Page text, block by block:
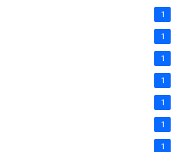
1
1
1
1
1
1
1